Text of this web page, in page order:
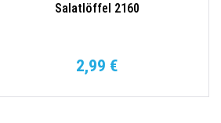
Salatlöffel 2160
2,99 €